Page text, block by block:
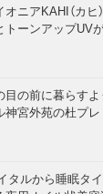
ニアKAHI（カヒ
トーンアップUV
目の前に暮らす
神宮外苑の杜プレ
タルから睡眠タ